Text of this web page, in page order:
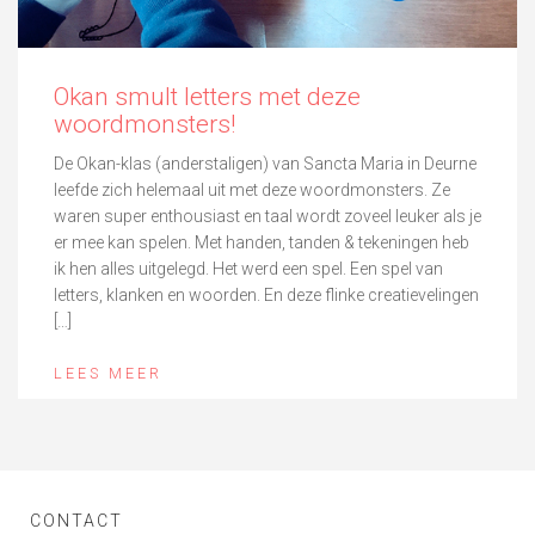
Okan smult letters met deze
woordmonsters!
De Okan-klas (anderstaligen) van Sancta Maria in Deurne
leefde zich helemaal uit met deze woordmonsters. Ze
waren super enthousiast en taal wordt zoveel leuker als je
er mee kan spelen. Met handen, tanden & tekeningen heb
ik hen alles uitgelegd. Het werd een spel. Een spel van
letters, klanken en woorden. En deze flinke creatievelingen
[…]
LEES MEER
CONTACT